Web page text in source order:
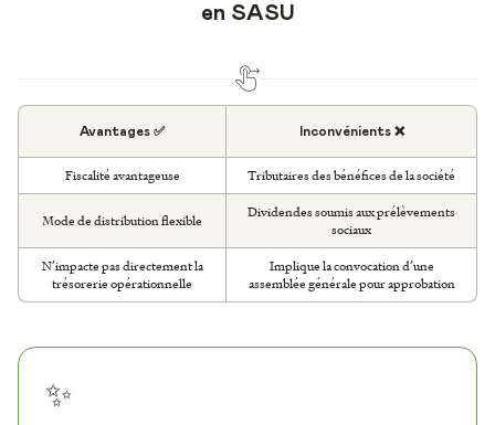
en SASU
Avantages ✅ Inconvénients ❌
Fiscalité avantageuse Tributaires des bénéfices de la société
Mode de distribution flexible
Dividendes soumis aux prélèvements
sociaux
N’impacte pas directement la
trésorerie opérationnelle
Implique la convocation d’une
assemblée générale pour approbation
✨